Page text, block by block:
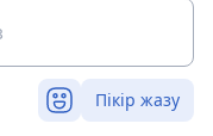
Пікір жазу